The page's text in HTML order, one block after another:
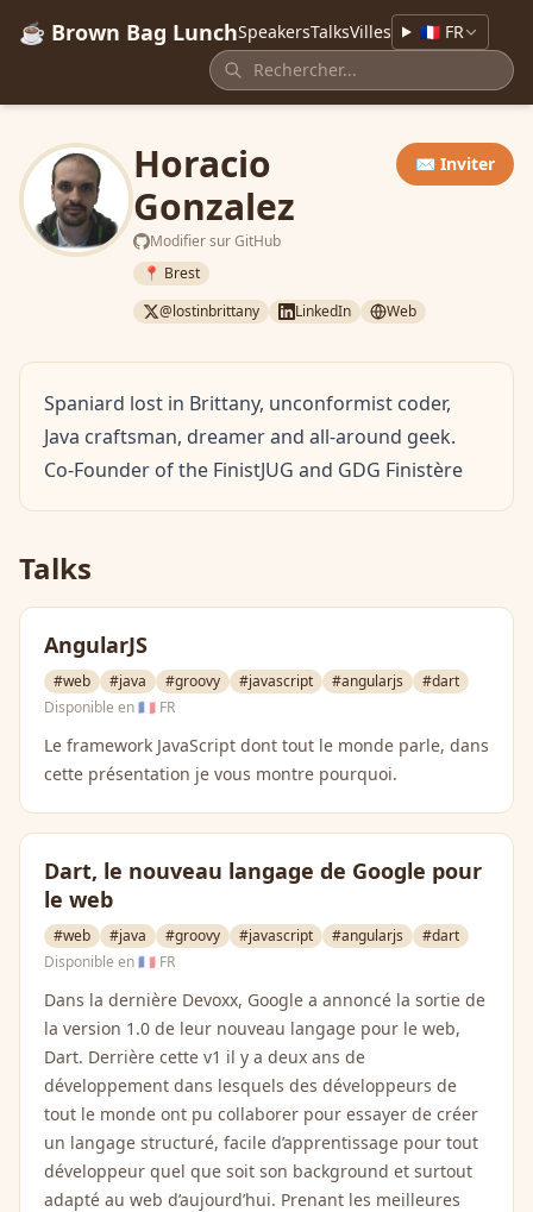
☕ Brown Bag LunchSpeakersTalksVilles 🇫🇷 FR
Horacio
Gonzalez
Modifier sur GitHub
✉️ Inviter
📍 Brest
@lostinbrittany
LinkedIn Web
Spaniard lost in Brittany, unconformist coder,
Java craftsman, dreamer and all-around geek.
Co-Founder of the FinistJUG and GDG Finistère
Talks
AngularJS
#web #java #groovy #javascript #angularjs
#dart
Disponible en🇫🇷 FR
Le framework JavaScript dont tout le monde parle, dans
cette présentation je vous montre pourquoi.
Dart, le nouveau langage de Google pour
le web
#web #java #groovy #javascript #angularjs
#dart
Disponible en🇫🇷 FR
Dans la dernière Devoxx, Google a annoncé la sortie de
la version 1.0 de leur nouveau langage pour le web,
Dart. Derrière cette v1 il y a deux ans de
développement dans lesquels des développeurs de
tout le monde ont pu collaborer pour essayer de créer
un langage structuré, facile d’apprentissage pour tout
développeur quel que soit son background et surtout
adapté au web d’aujourd’hui. Prenant les meilleures